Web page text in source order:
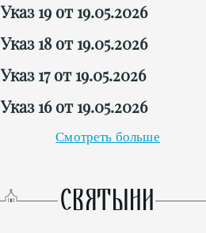
Указ 19 от 19.05.2026
Указ 18 от 19.05.2026
Указ 17 от 19.05.2026
Указ 16 от 19.05.2026
Смотреть больше
СВЯТЫНИ